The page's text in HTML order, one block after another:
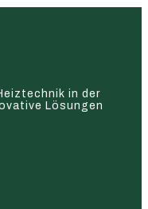
in der
Lösungen